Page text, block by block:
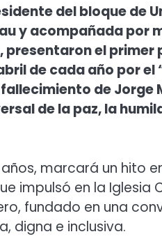
del bloque de
y acompañada por
el primer
de cada año por el
de Jorge
de la paz, la
marcará un hito
impulsó en la Iglesia
fundado en una
digna e inclusiva.